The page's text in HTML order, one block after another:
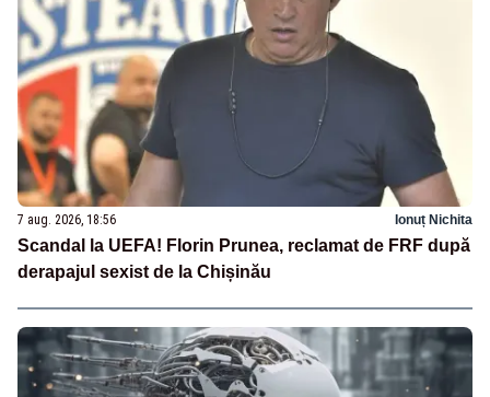
7 aug. 2026, 18:56 Ionuț Nichita
Scandal la UEFA! Florin Prunea, reclamat de FRF după
derapajul sexist de la Chișinău